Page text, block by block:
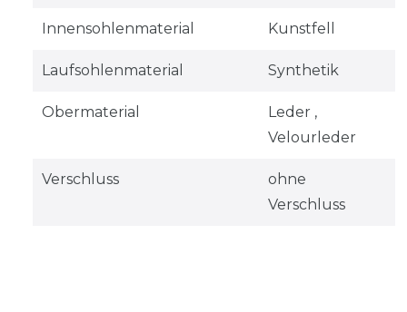
Innensohlenmaterial Kunstfell
Laufsohlenmaterial Synthetik
Obermaterial
Leder ,
Velourleder
Verschluss
ohne
Verschluss